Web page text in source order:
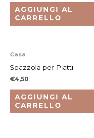
AGGIUNGI AL
CARRELLO
Casa
Spazzola per Piatti
€4,50
AGGIUNGI AL
CARRELLO